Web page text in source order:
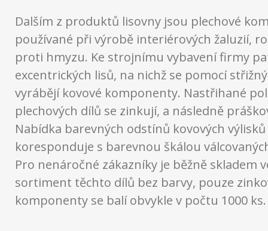
Dalším z produktů lisovny jsou plechové
používané při výrobě interiérových žaluzií,
proti hmyzu. Ke strojnímu vybavení firmy
excentrických lisů, na nichž se pomocí
vyrábějí kovové komponenty. Nastřihané
plechových dílů se zinkují, a následně
Nabídka barevných odstínů kovových výlisků
koresponduje s barevnou škálou
Pro nenáročné zákazníky je běžně skladem
sortiment těchto dílů bez barvy, pouze
komponenty se balí obvykle v počtu 1000 ks.